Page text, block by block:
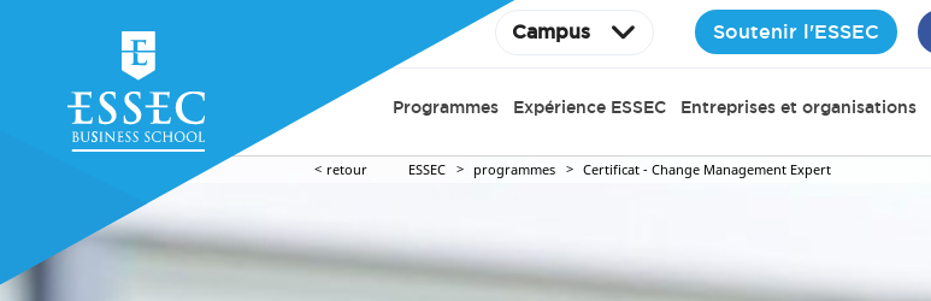
Campus Soutenir l'ESSEC
Programmes Expérience ESSEC Entreprises et organisations
retour ESSEC programmes Certificat - Change Management Expert